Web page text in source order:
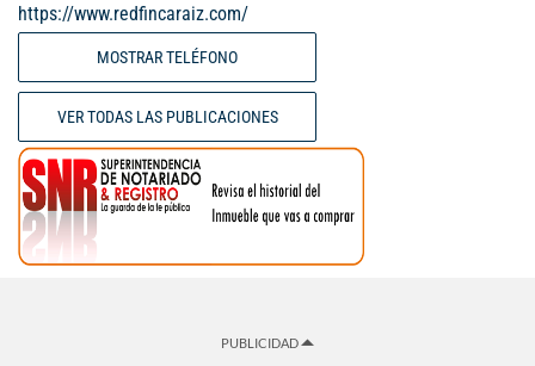
https://www.redfincaraiz.com/
MOSTRAR TELÉFONO
VER TODAS LAS PUBLICACIONES
PUBLICIDAD